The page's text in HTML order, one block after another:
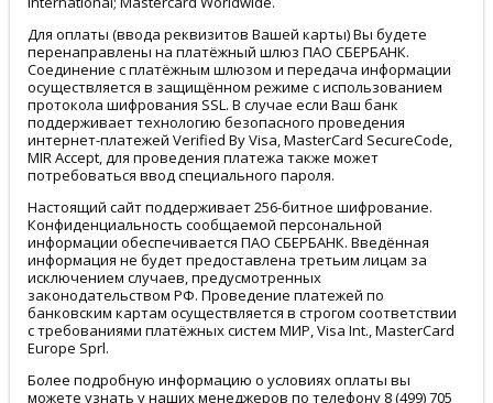
Для оплаты (ввода реквизитов Вашей карты) Вы будете
перенаправлены на платёжный шлюз ПАО СБЕРБАНК.
Соединение с платёжным шлюзом и передача информации
осуществляется в защищённом режиме с использованием
протокола шифрования SSL. В случае если Ваш банк
поддерживает технологию безопасного проведения
интернет-платежей Verified By Visa, MasterCard SecureCode,
MIR Accept, для проведения платежа также может
потребоваться ввод специального пароля.
Настоящий сайт поддерживает 256-битное шифрование.
Конфиденциальность сообщаемой персональной
информации обеспечивается ПАО СБЕРБАНК. Введённая
информация не будет предоставлена третьим лицам за
исключением случаев, предусмотренных
законодательством РФ. Проведение платежей по
банковским картам осуществляется в строгом соответствии
с требованиями платёжных систем МИР, Visa Int., MasterCard
Europe Sprl.
Более подробную информацию о условиях оплаты вы
можете узнать у наших менеджеров по телефону 8 (499) 705